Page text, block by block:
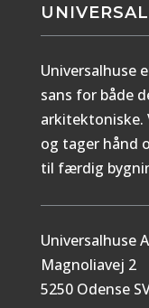
Universalhuse
sans for både
arkitektoniske.
og tager hånd
til færdig
Universalhuse
Magnoliavej 2
5250 Odense